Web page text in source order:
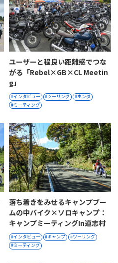
ユーザーと程良い距離感でつな
がる「Rebel×GB×CL Meetin
G」
インタビュー ツーリング
ホンダ
ミーティング
落ち着きをみせるキャンプブー
ムの中バイク×ソロキャンプ：
キャンプミーティングin道志村
インタビュー キャンプ
ツーリング
ミーティング